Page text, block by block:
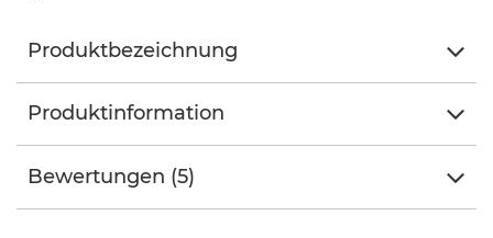
Produktbezeichnung
Produktinformation
Bewertungen (5)